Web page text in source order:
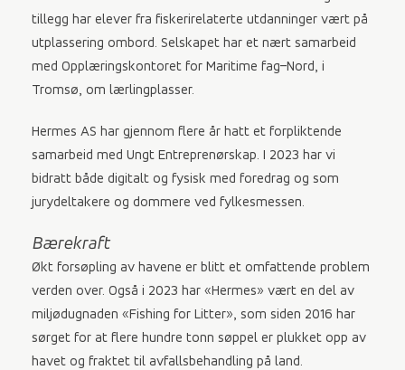
tillegg har elever fra fiskerirelaterte utdanninger vært på
utplassering ombord. Selskapet har et nært samarbeid
med Opplæringskontoret for Maritime fag–Nord, i
Tromsø, om lærlingplasser.
Hermes AS har gjennom flere år hatt et forpliktende
samarbeid med Ungt Entreprenørskap. I 2023 har vi
bidratt både digitalt og fysisk med foredrag og som
jurydeltakere og dommere ved fylkesmessen.
Bærekraft
Økt forsøpling av havene er blitt et omfattende problem
verden over. Også i 2023 har «Hermes» vært en del av
miljødugnaden «Fishing for Litter», som siden 2016 har
sørget for at flere hundre tonn søppel er plukket opp av
havet og fraktet til avfallsbehandling på land.